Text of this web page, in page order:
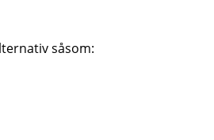
såsom: